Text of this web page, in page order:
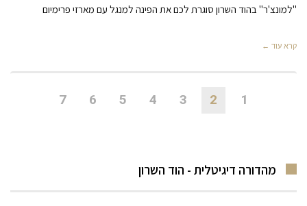
"למונצ'ר" בהוד השרון סוגרת לכם את הפינה למנגל עם מארזי פרימיום
קרא עוד ←
1
2
3
4
5
6
7
מהדורה דיגיטלית - הוד השרון